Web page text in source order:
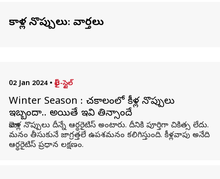
మోకాళ్ల నొప్పులు: వార్తలు
02 Jan 2024 • లైఫ్-స్టైల్
Winter Season : చలికాలంలో కీళ్ల నొప్పులు
ఇబ్బందా.. అయితే ఇవి తినాల్సిందే
మోకాళ్ల నొప్పులు దీన్నే ఆర్థరైటిస్ అంటారు. దీనికి పూర్తిగా చికిత్స లేదు.
మనం తీసుకునే జాగ్రత్తలే ఉపశమనం కలిగిస్తుంది. కీళ్లవాపు అనేది
ఆర్థరైటిస్ ప్రధాన లక్షణం.